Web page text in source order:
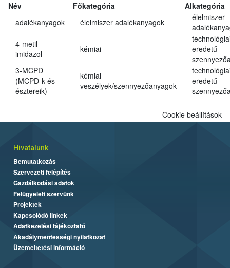
Név Főkategória
Alkategória
adalékanyagok
élelmiszer adalékanyagok
élelmiszer
4-metil-
imidazol
kémiai
eredetű
3-MCPD
(MCPD-k és
észtereik)
kémiai
veszélyek/szennyezőanyagok
eredetű
Cookie beállítások
Hivatalunk
Bemutatkozás
Szervezeti felépítés
Gazdálkodási adatok
Felügyeleti szervünk
Projektek
Kapcsolódó linkek
Adatkezelési tájékoztató
Akadálymentességi nyilatkozat
Üzemeltetési információ